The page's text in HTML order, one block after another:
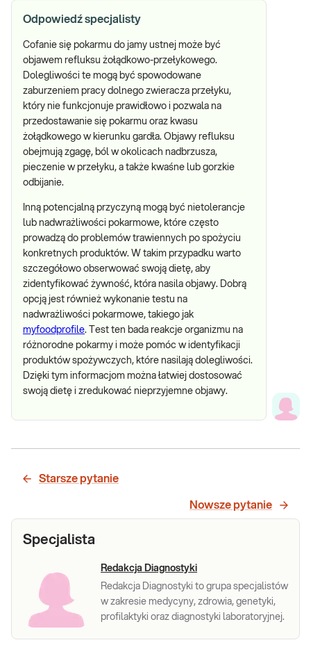
Odpowiedź specjalisty
Cofanie się pokarmu do jamy ustnej może być
objawem refluksu żołądkowo-przełykowego.
Dolegliwości te mogą być spowodowane
zaburzeniem pracy dolnego zwieracza przełyku,
który nie funkcjonuje prawidłowo i pozwala na
przedostawanie się pokarmu oraz kwasu
żołądkowego w kierunku gardła. Objawy refluksu
obejmują zgagę, ból w okolicach nadbrzusza,
pieczenie w przełyku, a także kwaśne lub gorzkie
odbijanie.
Inną potencjalną przyczyną mogą być nietolerancje
lub nadwrażliwości pokarmowe, które często
prowadzą do problemów trawiennych po spożyciu
konkretnych produktów. W takim przypadku warto
szczegółowo obserwować swoją dietę, aby
zidentyfikować żywność, która nasila objawy. Dobrą
opcją jest również wykonanie testu na
nadwrażliwości pokarmowe, takiego jak
myfoodprofile. Test ten bada reakcje organizmu na
różnorodne pokarmy i może pomóc w identyfikacji
produktów spożywczych, które nasilają dolegliwości.
Dzięki tym informacjom można łatwiej dostosować
swoją dietę i zredukować nieprzyjemne objawy.
Starsze pytanie
Nowsze pytanie
Specjalista
Redakcja Diagnostyki
Redakcja Diagnostyki to grupa specjalistów
w zakresie medycyny, zdrowia, genetyki,
profilaktyki oraz diagnostyki laboratoryjnej.